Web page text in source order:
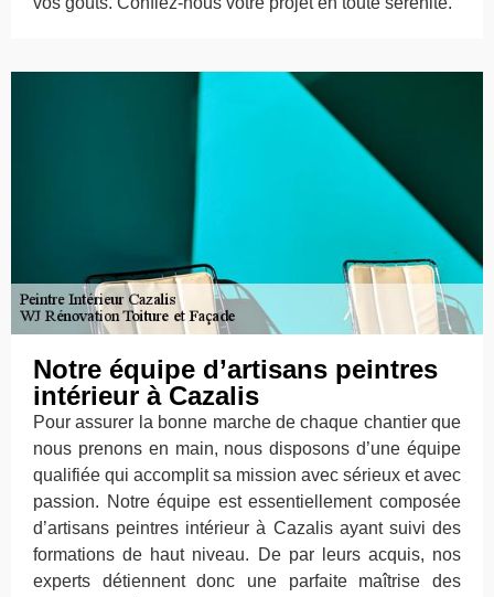
Notre équipe d’artisans peintres
intérieur à Cazalis
Pour assurer la bonne marche de chaque chantier que
nous prenons en main, nous disposons d’une équipe
qualifiée qui accomplit sa mission avec sérieux et avec
passion. Notre équipe est essentiellement composée
d’artisans peintres intérieur à Cazalis ayant suivi des
formations de haut niveau. De par leurs acquis, nos
experts détiennent donc une parfaite maîtrise des